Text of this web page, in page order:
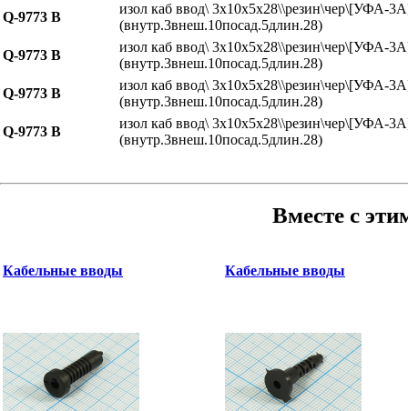
Q-9773 B
изол каб ввод\ 3x10x5x28\\резин\чер\[УФА-
(внутр.3внеш.10посад.5длин.28)
Q-9773 B
изол каб ввод\ 3x10x5x28\\резин\чер\[УФА-
(внутр.3внеш.10посад.5длин.28)
Q-9773 B
изол каб ввод\ 3x10x5x28\\резин\чер\[УФА-
(внутр.3внеш.10посад.5длин.28)
Q-9773 B
изол каб ввод\ 3x10x5x28\\резин\чер\[УФА-
(внутр.3внеш.10посад.5длин.28)
Вместе с
Кабельные вводы Кабельные вводы